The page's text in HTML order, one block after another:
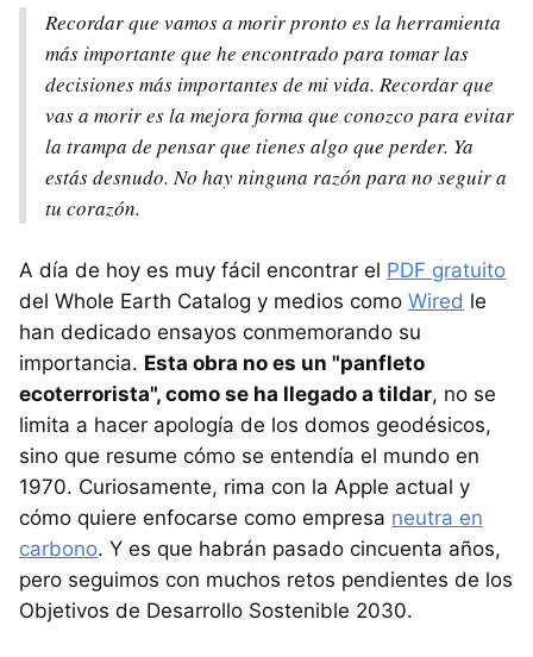
Recordar que vamos a morir pronto es la herramienta
más importante que he encontrado para tomar las
decisiones más importantes de mi vida. Recordar que
vas a morir es la mejora forma que conozco para evitar
la trampa de pensar que tienes algo que perder. Ya
estás desnudo. No hay ninguna razón para no seguir a
tu corazón.
A día de hoy es muy fácil encontrar el PDF gratuito
del Whole Earth Catalog y medios como Wired le
han dedicado ensayos conmemorando su
importancia. Esta obra no es un "panfleto
ecoterrorista", como se ha llegado a tildar, no se
limita a hacer apología de los domos geodésicos,
sino que resume cómo se entendía el mundo en
1970. Curiosamente, rima con la Apple actual y
cómo quiere enfocarse como empresa neutra en
carbono. Y es que habrán pasado cincuenta años,
pero seguimos con muchos retos pendientes de los
Objetivos de Desarrollo Sostenible 2030.